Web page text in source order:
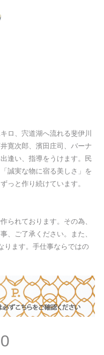
ロ、宍道湖へ流れる斐伊川
寛次郎、濱田庄司、バーナ
逢い、指導をうけます。民
誠実な物に宿る美しさ」を
っと作り続けています。
られております。その為、
、ご了承ください。また、
ります。手仕事ならではの